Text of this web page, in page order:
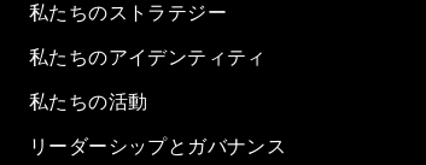
私たちのストラテジー
私たちのアイデンティティ
私たちの活動
リーダーシップとガバナンス